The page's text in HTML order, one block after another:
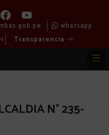
whatsapp
Transparencia
N° 235-